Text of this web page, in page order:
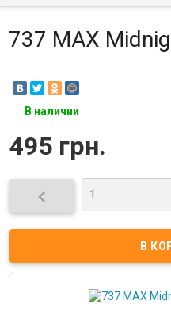
737 MAX
В наличии
495 грн.
